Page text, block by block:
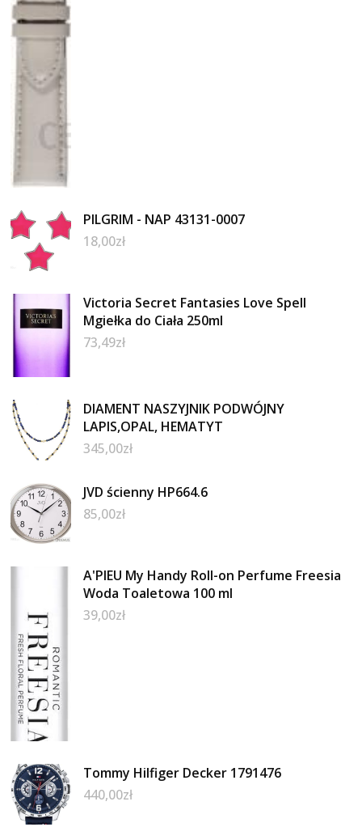
PILGRIM - NAP 43131-0007
18,00zł
Victoria Secret Fantasies Love Spell
Mgiełka do Ciała 250ml
73,49zł
DIAMENT NASZYJNIK PODWÓJNY
LAPIS,OPAL, HEMATYT
345,00zł
JVD ścienny HP664.6
85,00zł
A'PIEU My Handy Roll-on Perfume Freesia
Woda Toaletowa 100 ml
39,00zł
Tommy Hilfiger Decker 1791476
440,00zł